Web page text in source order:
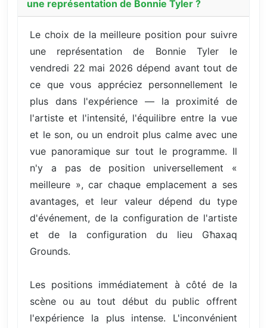
une représentation de Bonnie Tyler ?
Le choix de la meilleure position pour suivre
une représentation de Bonnie Tyler le
vendredi 22 mai 2026 dépend avant tout de
ce que vous appréciez personnellement le
plus dans l'expérience — la proximité de
l'artiste et l'intensité, l'équilibre entre la vue
et le son, ou un endroit plus calme avec une
vue panoramique sur tout le programme. Il
n'y a pas de position universellement «
meilleure », car chaque emplacement a ses
avantages, et leur valeur dépend du type
d'événement, de la configuration de l'artiste
et de la configuration du lieu Għaxaq
Grounds.
Les positions immédiatement à côté de la
scène ou au tout début du public offrent
l'expérience la plus intense. L'inconvénient